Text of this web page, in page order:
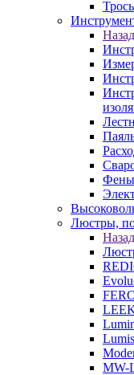
Назад
Фены
Люстры,
Назад
Lumis
MW-